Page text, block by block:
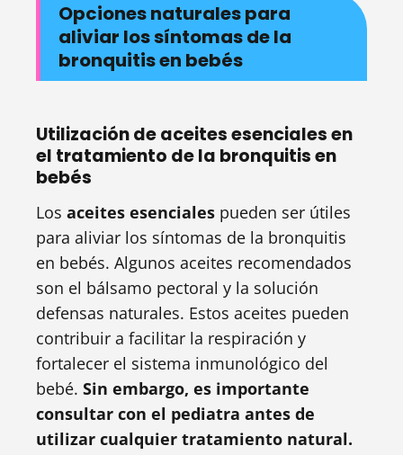
Opciones naturales para
aliviar los síntomas de la
bronquitis en bebés
Utilización de aceites esenciales en
el tratamiento de la bronquitis en
bebés
Los aceites esenciales pueden ser útiles
para aliviar los síntomas de la bronquitis
en bebés. Algunos aceites recomendados
son el bálsamo pectoral y la solución
defensas naturales. Estos aceites pueden
contribuir a facilitar la respiración y
fortalecer el sistema inmunológico del
bebé. Sin embargo, es importante
consultar con el pediatra antes de
utilizar cualquier tratamiento natural.